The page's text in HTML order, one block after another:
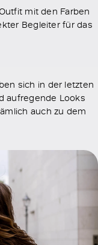
mit den Farben
Begleiter für das
sich in der letzten
aufregende Looks
auch zu dem